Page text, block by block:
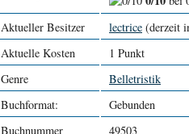
Aktueller Besitzer
lectrice (derzeit
Aktuelle Kosten
1 Punkt
Genre
Belletristik
Buchformat:
Gebunden
Buchnummer
49503